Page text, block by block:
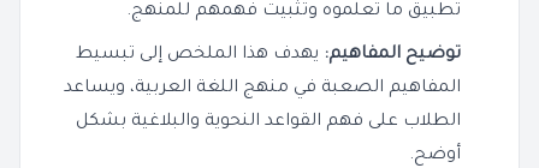
تطبيق ما تعلموه وتثبيت فهمهم للمنهج.
توضيح المفاهيم: يهدف هذا الملخص إلى تبسيط
المفاهيم الصعبة في منهج اللغة العربية، ويساعد
الطلاب على فهم القواعد النحوية والبلاغية بشكل
أوضح.